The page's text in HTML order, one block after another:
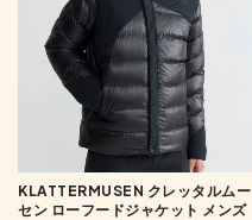
KLATTERMUSEN クレッタルムー
セン ローフードジャケット メンズ